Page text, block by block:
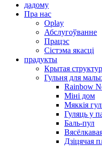
дадому
Пра нас
Oplay
Абслугоўванне
Працэс
Сістэма якасці
прадукты
Крытая
Гульня для
Rainbow
Міні дом
Мяккія
Гуляць у
Баль-пул
Дзіцячая